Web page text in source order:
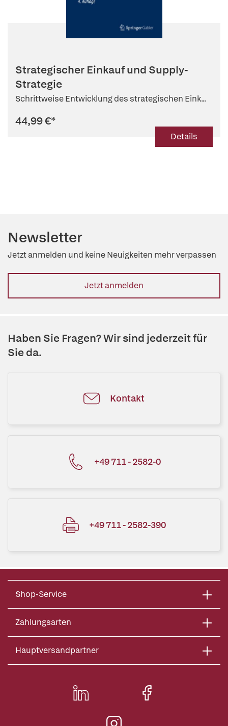
Strategischer Einkauf und Supply-
Strategie
Schrittweise Entwicklung des strategischen Eink...
44,99 €*
Details
Newsletter
Jetzt anmelden und keine Neuigkeiten mehr verpassen
Jetzt anmelden
Haben Sie Fragen? Wir sind jederzeit für
Sie da.
Kontakt
+49 711 - 2582-0
+49 711 - 2582-390
Shop-Service
Zahlungsarten
Hauptversandpartner